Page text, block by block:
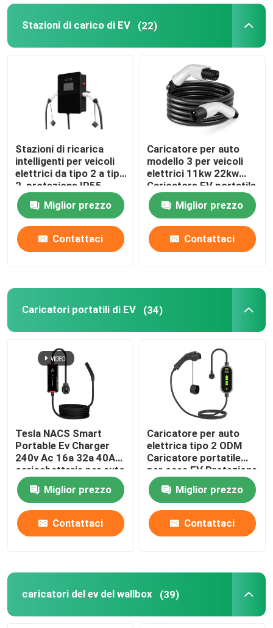
Chi siamo
Contatti
Prodotti
Soluzioni del caricatore di EV
Stazioni di carico di EV
Caricatori portatili di EV
Stazioni di carico di EV (22)
Stazioni di ricarica
intelligenti per veicoli
elettrici da tipo 2 a tipo
2, protezione IP55
Miglior prezzo
Contattaci
Caricatore per auto
modello 3 per veicoli
elettrici 11kw 22kw
Caricatore EV portatile
tipo 2
Miglior prezzo
Contattaci
Caricatori portatili di EV (34)
Tesla NACS Smart
Portable Ev Charger
240v Ac 16a 32a 40A
caricabatterie per auto
elettrica domestica
Miglior prezzo
Contattaci
Caricatore per auto
elettrica tipo 2 ODM
Caricatore portatile
per casa EV Protezione
del terreno
Miglior prezzo
Contattaci
caricatori del ev del wallbox (39)